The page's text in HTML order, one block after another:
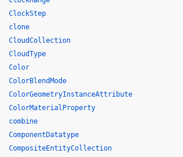
ClockStep
clone
CloudCollection
CloudType
Color
ColorBlendMode
ColorGeometryInstanceAttribute
ColorMaterialProperty
combine
ComponentDatatype
CompositeEntityCollection